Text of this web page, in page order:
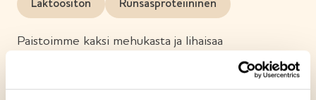
Laktoositon Runsasproteiininen
Paistoimme kaksi mehukasta ja lihaisaa
kanaburgerpihviä ja laitoimme ne maukkaan
briossityylisen sämpylän väliin. Varmistaaksemme